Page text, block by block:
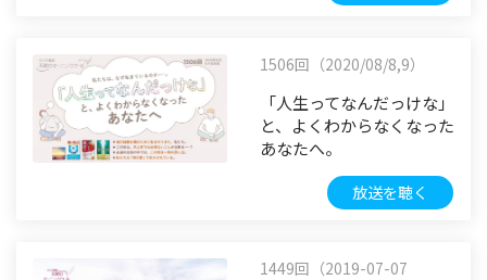
1506回（2020/08/8,9）
「人生ってなんだっけな」
と、よくわからなくなった
あなたへ。
放送を聴く
1449回（2019-07-07